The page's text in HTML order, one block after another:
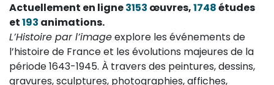
Actuellement en ligne3153 œuvres,1748études
et193 animations.
L’Histoire par l’imageexplore les événements de
l’histoire de France et les évolutions majeures de la
période 1643-1945. À travers des peintures, dessins,
gravures, sculptures, photographies, affiches,